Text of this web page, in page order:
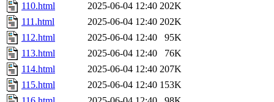
110.html
2025-06-04 12:40 202K
111.html
2025-06-04 12:40 202K
112.html
2025-06-04 12:40
95K
113.html
2025-06-04 12:40
76K
114.html
2025-06-04 12:40 207K
115.html
2025-06-04 12:40 153K